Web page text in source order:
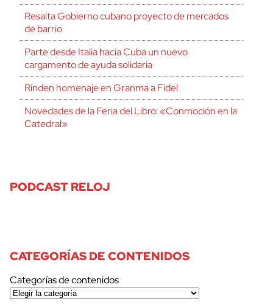
Resalta Gobierno cubano proyecto de mercados
de barrio
Parte desde Italia hacia Cuba un nuevo
cargamento de ayuda solidaria
Rinden homenaje en Granma a Fidel
Novedades de la Feria del Libro: «Conmoción en la
Catedral»
PODCAST RELOJ
CATEGORÍAS DE CONTENIDOS
Categorías de contenidos